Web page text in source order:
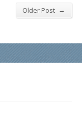
Older Post →